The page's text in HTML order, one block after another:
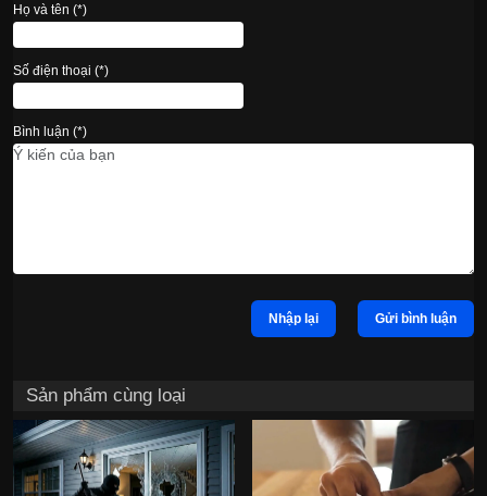
Họ và tên (*)
Số điện thoại (*)
Bình luận (*)
Nhập lại Gửi bình luận
Sản phẩm cùng loại